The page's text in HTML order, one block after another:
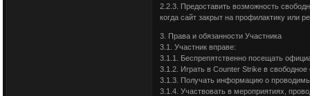
2.2.3. Предоставить возможность
когда сайт закрыт на профилактику или
3. Права и обязанности Участника
3.1. Участник вправе:
3.1.1. Беспрепятственно посещать
3.1.2. Играть в Counter Strike в
3.1.3. Получать информацию о
3.1.4. Участвовать в мероприятиях,